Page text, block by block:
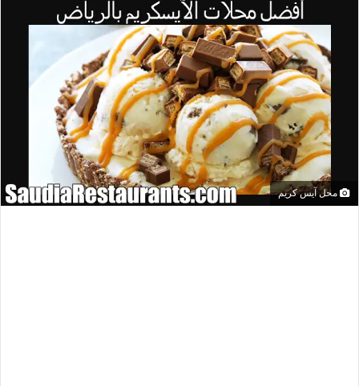
محل آيس كريم